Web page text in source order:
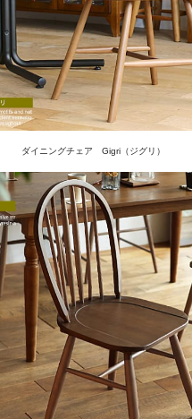
ダイニングチェア Gigri（ジグリ）